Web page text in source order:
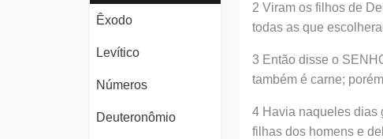
Êxodo
Levítico
Números
Deuteronômio
2 Viram os filhos de
todas as que
3 Então disse o
também é carne;
4 Havia naqueles dias
filhas dos homens e